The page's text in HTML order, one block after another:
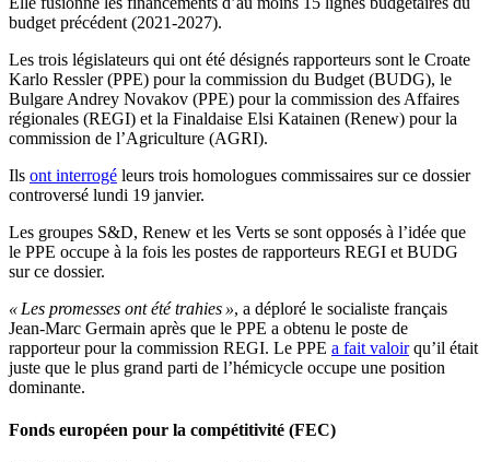
budget précédent (2021-2027).
Les trois législateurs qui ont été désignés rapporteurs sont le Croate
Karlo Ressler (PPE) pour la commission du Budget (BUDG), le
Bulgare Andrey Novakov (PPE) pour la commission des Affaires
régionales (REGI) et la Finaldaise Elsi Katainen (Renew) pour la
commission de l’Agriculture (AGRI).
Ils ont interrogé leurs trois homologues commissaires sur ce dossier
controversé lundi 19 janvier.
Les groupes S&D, Renew et les Verts se sont opposés à l’idée que
le PPE occupe à la fois les postes de rapporteurs REGI et BUDG
sur ce dossier.
« Les promesses ont été trahies », a déploré le socialiste français
Jean-Marc Germain après que le PPE a obtenu le poste de
rapporteur pour la commission REGI. Le PPE a fait valoirqu’il était
juste que le plus grand parti de l’hémicycle occupe une position
dominante.
Fonds européen pour la compétitivité (FEC)